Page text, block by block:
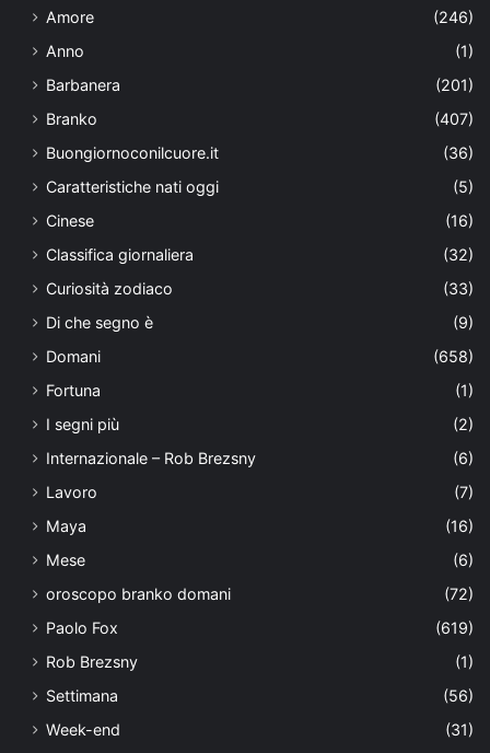
Amore
(246)
Anno
(1)
Barbanera
(201)
Branko
(407)
Buongiornoconilcuore.it
(36)
Caratteristiche nati oggi
(5)
Cinese
(16)
Classifica giornaliera
(32)
Curiosità zodiaco
(33)
Di che segno è
(9)
Domani
(658)
Fortuna
(1)
I segni più
(2)
Internazionale – Rob Brezsny
(6)
Lavoro
(7)
Maya
(16)
Mese
(6)
oroscopo branko domani
(72)
Paolo Fox
(619)
Rob Brezsny
(1)
Settimana
(56)
Week-end
(31)